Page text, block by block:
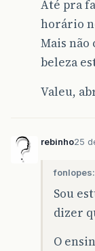
Até pra
horário
Mais
beleza
Valeu,
rebinho25
fonlopes:
Sou
dizer
O